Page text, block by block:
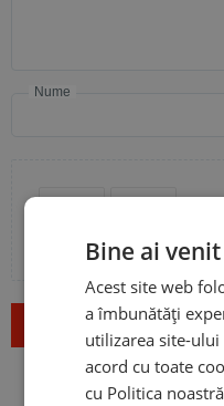
Nume
Bine ai
Acest site web
a îmbunătăți
utilizarea site-
acord cu toate
cu Politica